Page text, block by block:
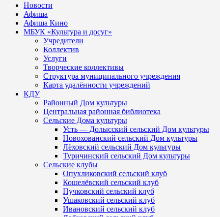
Новости
Афиша
Афиша Кино
МБУК «Культура и досуг»
Учредители
Коллектив
Услуги
Творческие коллективы
Структура муниципального учреждения
Карта удалённости учреждений
КДУ
Районный Дом культуры
Центральная районная библиотека
Сельские Дома культуры
Усть — Долысский сельский Дом культуры
Новохованский сельский Дом культуры
Лёховский сельский Дом культуры
Туричинский сельский Дом культуры
Сельские клубы
Опухликовский сельский клуб
Кошелёвский сельский клуб
Пучковский сельский клуб
Ушаковский сельский клуб
Ивановский сельский клуб